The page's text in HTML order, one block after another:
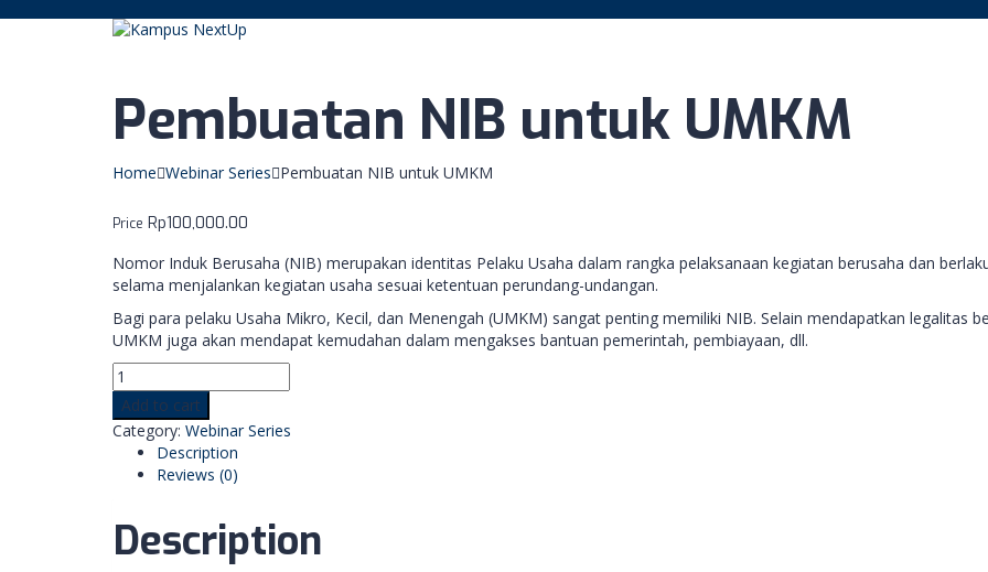
Pembuatan NIB untuk UMKM
Home Webinar Series Pembuatan NIB untuk UMKM
Price Rp100,000.00
Nomor Induk Berusaha (NIB) merupakan identitas Pelaku Usaha dalam rangka pelaksanaan kegiatan berusaha dan
selama menjalankan kegiatan usaha sesuai ketentuan perundang-undangan.
Bagi para pelaku Usaha Mikro, Kecil, dan Menengah (UMKM) sangat penting memiliki NIB. Selain mendapatkan legalitas
UMKM juga akan mendapat kemudahan dalam mengakses bantuan pemerintah, pembiayaan, dll.
Add to cart
Category: Webinar Series
Description
Reviews (0)
Description